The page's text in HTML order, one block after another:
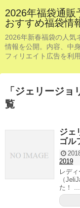
2026年福袋通販
おすすめ福袋情
2026年新春福袋の人気
情報を公開。内容、中
フィリエイト広告を利
「 ジェリージョ
覧
ジェ
ゴル
2019
レデ
（
た！ ...